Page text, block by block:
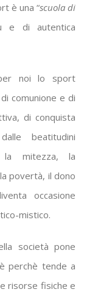
è una “scuola di
e di autentica
noi lo sport
di comunione e di
di conquista
beatitudini
la mitezza, la
povertà, il dono
occasione
mistico.
società pone
perchè tende a
risorse fisiche e